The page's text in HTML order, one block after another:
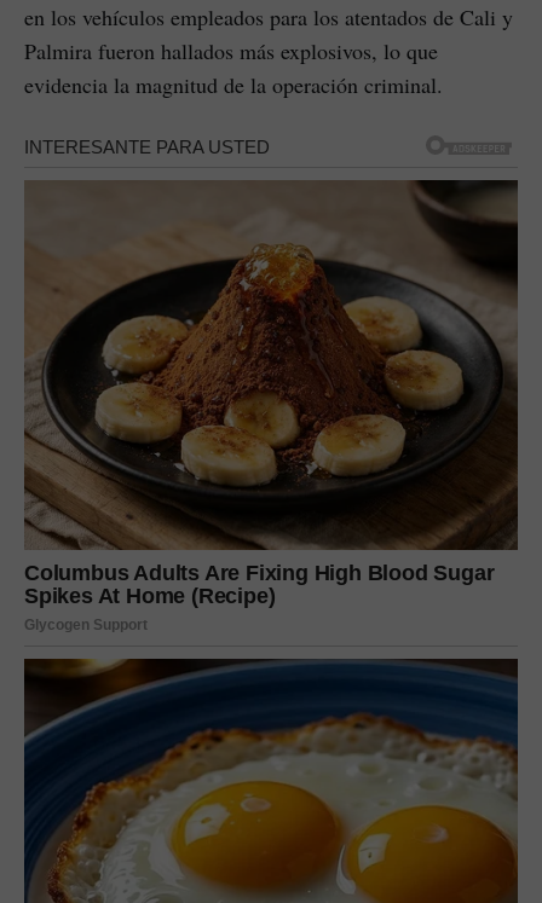
en los vehículos empleados para los atentados de Cali y
Palmira fueron hallados más explosivos, lo que
evidencia la magnitud de la operación criminal.